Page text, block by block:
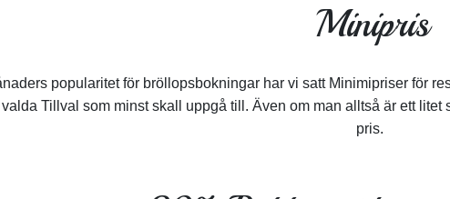
Minipris
popularitet för bröllopsbokningar har vi satt Minimipriser för
Tillval som minst skall uppgå till. Även om man alltså är ett
pris.